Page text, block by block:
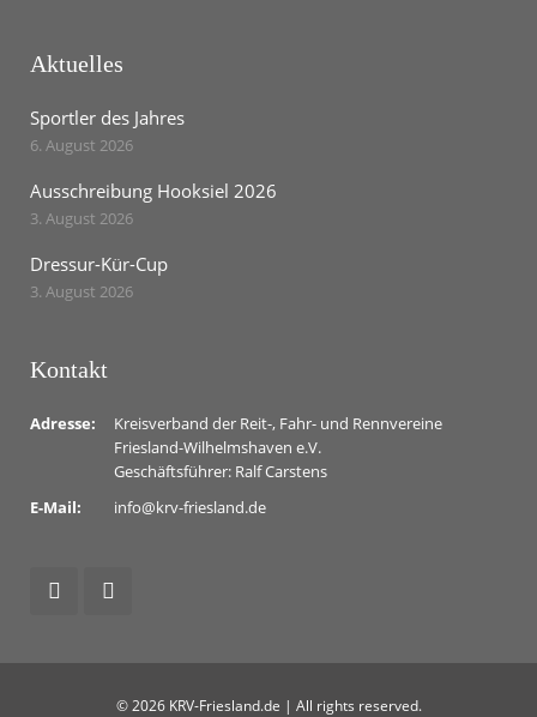
Aktuelles
Sportler des Jahres
6. August 2026
Ausschreibung Hooksiel 2026
3. August 2026
Dressur-Kür-Cup
3. August 2026
Kontakt
Adresse:
Kreisverband der Reit-, Fahr- und Rennvereine
Friesland-Wilhelmshaven e.V.
Geschäftsführer: Ralf Carstens
E-Mail:
info@krv-friesland.de
© 2026 KRV-Friesland.de | All rights reserved.